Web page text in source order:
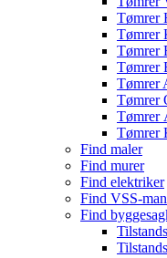
Tømrer
Tømrer
Tømrer
Tømrer
Tømrer
Tømrer
Tømrer
Tømrer
Find maler
Find murer
Find elektriker
Find VSS-
Find